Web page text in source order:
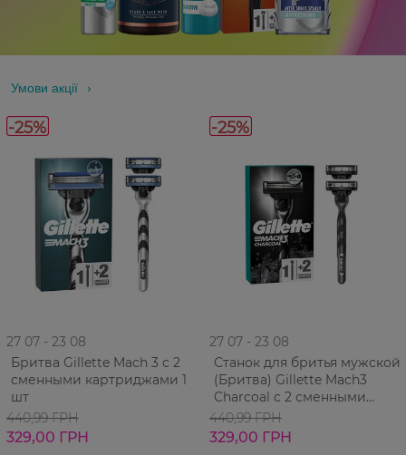
Умови акції
-25%
27 07 - 23 08
Бритва Gillette Mach 3 с 2
сменными картриджами 1
шт
440,99 ГРН
329,00 ГРН
-25%
27 07 - 23 08
Станок для бритья мужской
(Бритва) Gillette Mach3
Charcoal с 2 сменными
картриджами
440,99 ГРН
329,00 ГРН